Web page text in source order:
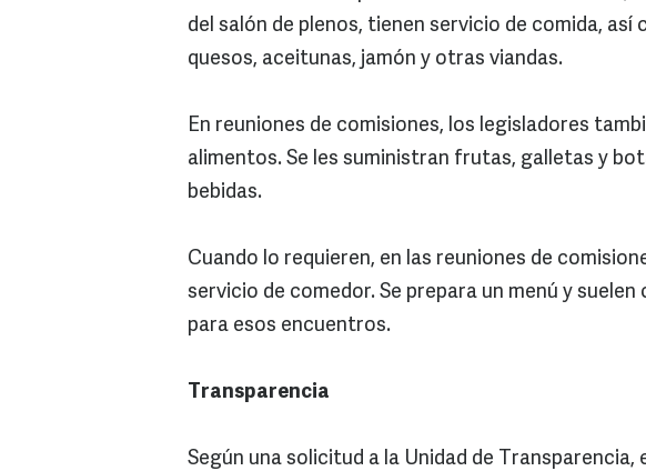
del salón de plenos, tienen servicio de comida,
quesos, aceitunas, jamón y otras viandas.
En reuniones de comisiones, los legisladores
alimentos. Se les suministran frutas, galletas y
bebidas.
Cuando lo requieren, en las reuniones de
servicio de comedor. Se prepara un menú y
para esos encuentros.
Transparencia
Según una solicitud a la Unidad de Transparencia,